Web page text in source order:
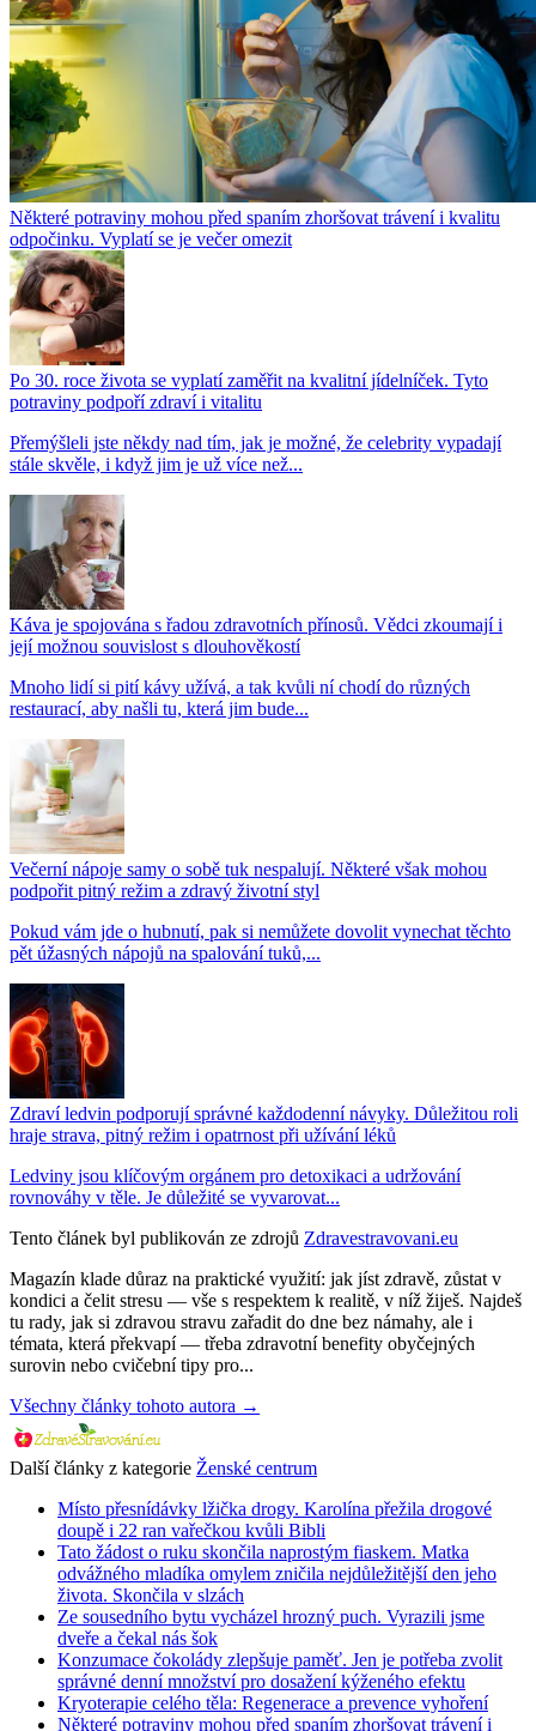
Některé potraviny mohou před spaním zhoršovat trávení i kvalitu
odpočinku. Vyplatí se je večer omezit
Po 30. roce života se vyplatí zaměřit na kvalitní jídelníček. Tyto
potraviny podpoří zdraví i vitalitu
Přemýšleli jste někdy nad tím, jak je možné, že celebrity vypadají
stále skvěle, i když jim je už více než...
Káva je spojována s řadou zdravotních přínosů. Vědci zkoumají i
její možnou souvislost s dlouhověkostí
Mnoho lidí si pití kávy užívá, a tak kvůli ní chodí do různých
restaurací, aby našli tu, která jim bude...
Večerní nápoje samy o sobě tuk nespalují. Některé však mohou
podpořit pitný režim a zdravý životní styl
Pokud vám jde o hubnutí, pak si nemůžete dovolit vynechat těchto
pět úžasných nápojů na spalování tuků,...
Zdraví ledvin podporují správné každodenní návyky. Důležitou roli
hraje strava, pitný režim i opatrnost při užívání léků
Ledviny jsou klíčovým orgánem pro detoxikaci a udržování
rovnováhy v těle. Je důležité se vyvarovat...
Tento článek byl publikován ze zdrojů Zdravestravovani.eu
Magazín klade důraz na praktické využití: jak jíst zdravě, zůstat v
kondici a čelit stresu — vše s respektem k realitě, v níž žiješ. Najdeš
tu rady, jak si zdravou stravu zařadit do dne bez námahy, ale i
témata, která překvapí — třeba zdravotní benefity obyčejných
surovin nebo cvičební tipy pro...
Všechny články tohoto autora →
Další články z kategorie Ženské centrum
Místo přesnídávky lžička drogy. Karolína přežila drogové
doupě i 22 ran vařečkou kvůli Bibli
Tato žádost o ruku skončila naprostým fiaskem. Matka
odvážného mladíka omylem zničila nejdůležitější den jeho
života. Skončila v slzách
Ze sousedního bytu vycházel hrozný puch. Vyrazili jsme
dveře a čekal nás šok
Konzumace čokolády zlepšuje paměť. Jen je potřeba zvolit
správné denní množství pro dosažení kýženého efektu
Kryoterapie celého těla: Regenerace a prevence vyhoření
Některé potraviny mohou před spaním zhoršovat trávení i